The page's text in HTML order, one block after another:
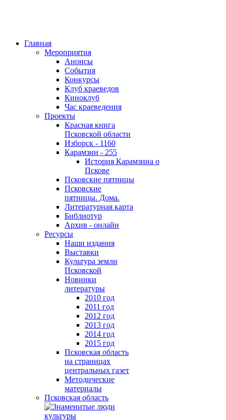
Главная
Мероприятия
Анонсы
События
Конкурсы
Клуб краеведов
Киноклуб
Час краеведения
Проекты
Красная книга
Псковской области
Изборск - 1160
Карамзин - 255
История Карамзина о
Пскове
Псковские пятницы
Псковские
пятницы. Дома.
Литературная карта
Библиотур
Архив - онлайн
Ресурсы
Наши издания
Выставки
Культура земли
Псковской
Новинки
литературы
2010 год
2011 год
2012 год
2013 год
2014 год
2015 год
Псковская область
на страницах
центральных газет
Методические
материалы
Псковская область